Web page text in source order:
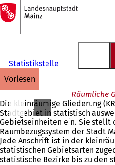
Inhalt anspringen
Zur
Startseite
Statistikstelle
vorlesen
Räumliche
Die kleinräumige Gliederung
Stadtgebiet in statistisch
Gebietseinheiten ein. Sie stellt
Raumbezugssystem der Stadt
Jede Anschrift ist in der
statistischen Gebietsarten
statistische Bezirke bis zu den